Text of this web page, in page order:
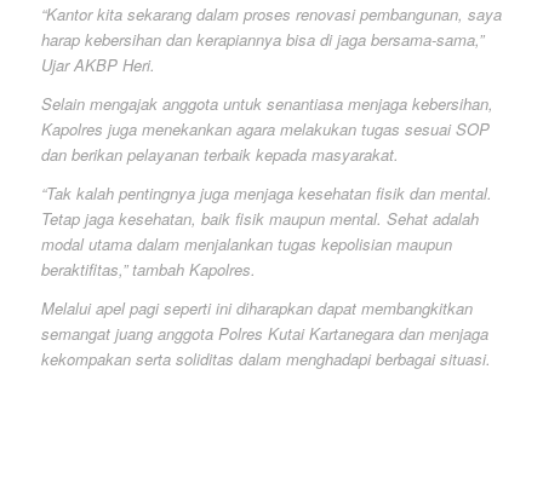
“Kantor kita sekarang dalam proses renovasi pembangunan, saya
harap kebersihan dan kerapiannya bisa di jaga bersama-sama,”
Ujar AKBP Heri.
Selain mengajak anggota untuk senantiasa menjaga kebersihan,
Kapolres juga menekankan agara melakukan tugas sesuai SOP
dan berikan pelayanan terbaik kepada masyarakat.
“Tak kalah pentingnya juga menjaga kesehatan fisik dan mental.
Tetap jaga kesehatan, baik fisik maupun mental. Sehat adalah
modal utama dalam menjalankan tugas kepolisian maupun
beraktifitas,” tambah Kapolres.
Melalui apel pagi seperti ini diharapkan dapat membangkitkan
semangat juang anggota Polres Kutai Kartanegara dan menjaga
kekompakan serta soliditas dalam menghadapi berbagai situasi.